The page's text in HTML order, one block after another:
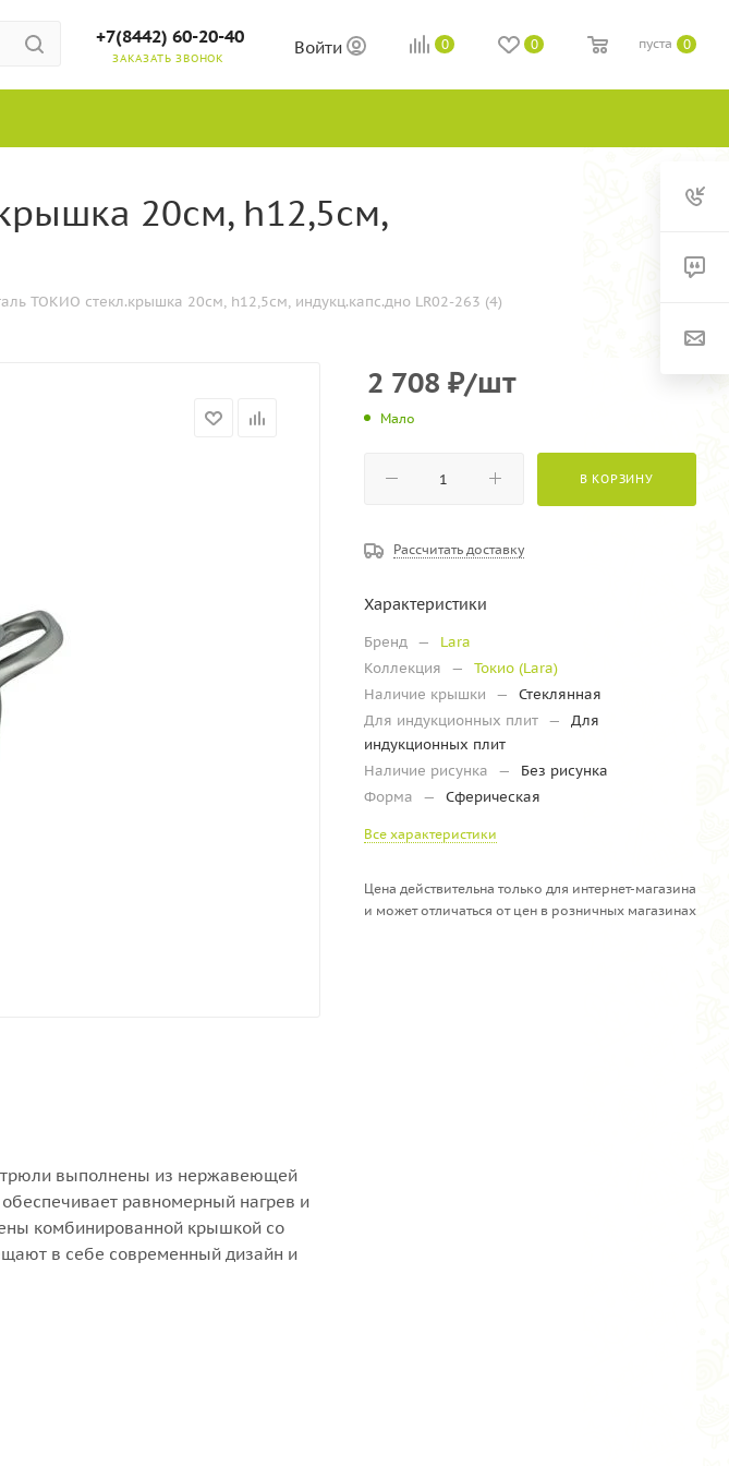
+7(8442) 60-20-40
ЗАКАЗАТЬ ЗВОНОК
Войти 0 0 0
пуста
20см, h12,5см,
ТОКИО стекл.крышка 20см, h12,5см, индукц.капс.дно LR02-263 (4)
выполнены из нержавеющей
равномерный нагрев и
комбинированной крышкой со
в себе современный дизайн и
2 708 ₽/шт
Мало
В КОРЗИНУ
Рассчитать доставку
Характеристики
Бренд —
Lara
Коллекция
—
Токио (Lara)
Наличие крышки
—
Стеклянная
Для индукционных плит —
Для
индукционных плит
Наличие рисунка
—
Без рисунка
Форма
— Сферическая
Все характеристики
Цена действительна только для интернет-магазина
и может отличаться от цен в розничных магазинах